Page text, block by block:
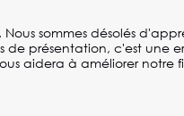
sommes désolés
présentation, c'est une
aidera à améliorer notre